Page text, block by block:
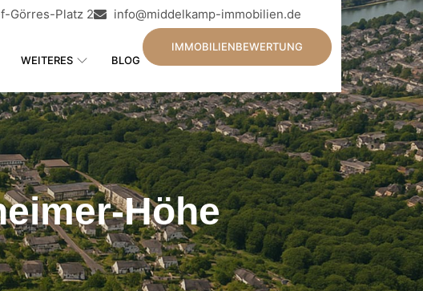
Görres-Platz 2 info@middelkamp-immobilien.de
WEITERES BLOG
IMMOBILIENBEWERTUNG
Höhe